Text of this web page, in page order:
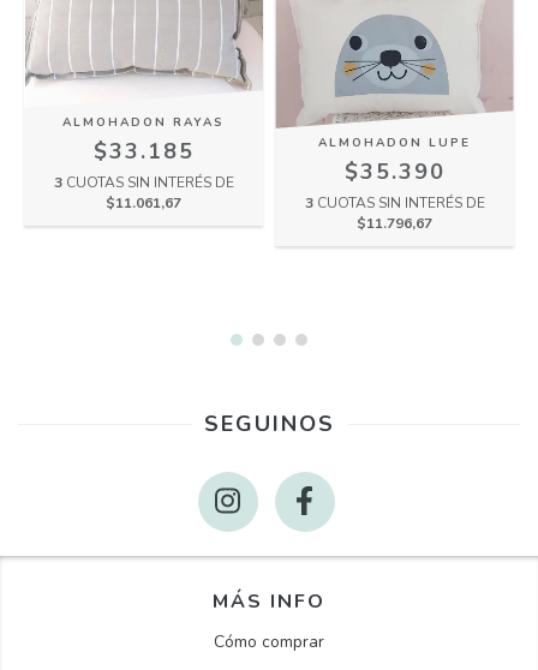
ALMOHADON RAYAS
$33.185
3 CUOTAS SIN INTERÉS DE
$11.061,67
ALMOHADON LUPE
$35.390
3 CUOTAS SIN INTERÉS DE
$11.796,67
SEGUINOS
MÁS INFO
Cómo comprar